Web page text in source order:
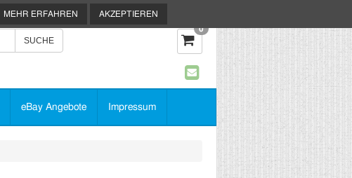
0
eBay Angebote Impressum
MEHR ERFAHREN AKZEPTIEREN